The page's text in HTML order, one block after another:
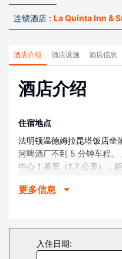
连锁酒店 : La Quinta Inn &
酒店介绍 酒店设施 酒店信息
酒店介绍
住宿地点
法明顿温德姆拉昆塔饭店坐
河啤酒厂不到 5 分钟车程
中心 1 英里（1.7 公里），
客房
适。免费提供有线和无线上
足您的娱乐需求。配备淋浴
用品和吹风机。便利设施包
更多信息
入住日期: